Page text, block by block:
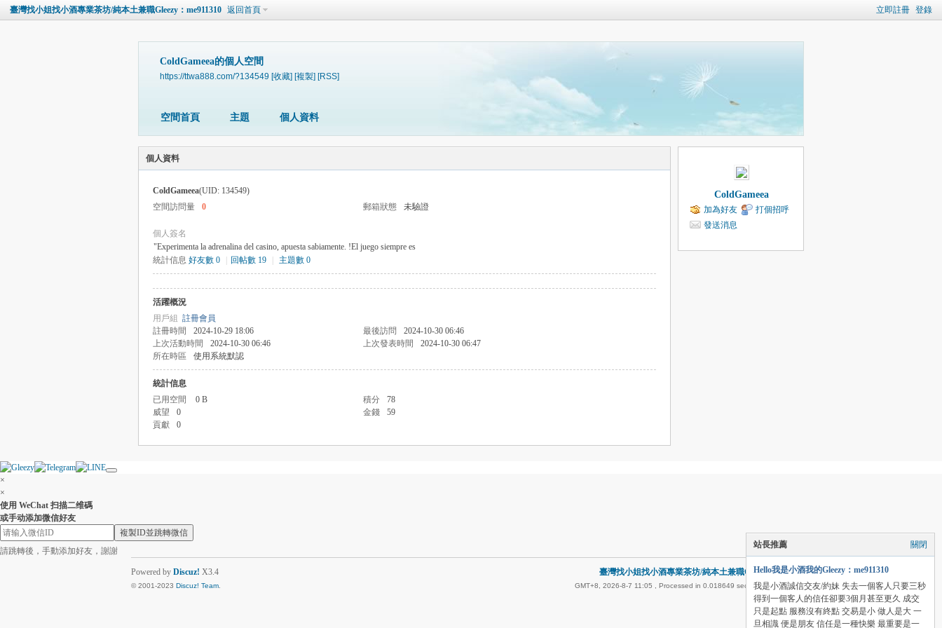
立即註冊 登錄
臺灣找小姐找小酒專業茶坊/純本土兼職Gleezy：me911310 返回首頁
ColdGameea的個人空間
https://ttwa888.com/?134549 [收藏] [複製] [RSS]
空間首頁 主題 個人資料
個人資料
ColdGameea(UID: 134549)
空間訪問量
0 郵箱狀態 未驗證
個人簽名
"Experimenta la adrenalina del casino, apuesta sabiamente. !El juego siempre es
統計信息 好友數 0 回帖數 19 主題數 0
活躍概況
用戶組 註冊會員
註冊時間
2024-10-29 18:06 最後訪問
2024-10-30 06:46
上次活動時間
2024-10-30 06:46 上次發表時間
2024-10-30 06:47
所在時區
使用系統默認
統計信息
已用空間
0 B 積分
78
威望
0 金錢
59
貢獻
0
ColdGameea
加為好友
打個招呼
發送消息
關閉
站長推薦
Hello我是小酒我的Gleezy：me911310
我是小酒誠信交友/約妹 失去一個客人只要三秒
得到一個客人的信任卻要3個月甚至更久 成交
只是起點 服務沒有終點 交易是小 做人是大 一
旦相識 便是朋友 信任是一種快樂 最重要是一
×
×
使用 WeChat 扫描二维碼
或手动添加微信好友
複製ID並跳轉微信
請跳轉後，手動添加好友，謝謝
臺灣找小姐找小酒專業茶坊/純本土兼職Gleezy：me911310
GMT+8, 2026-8-7 11:05 , Processed in 0.018649 second(s), 22 queries .
Powered by Discuz! X3.4
© 2001-2023 Discuz! Team